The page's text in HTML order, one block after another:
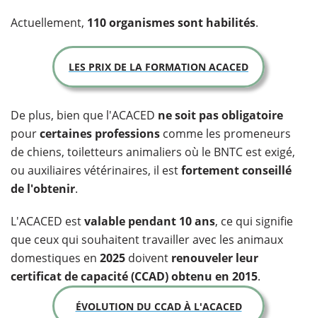
Actuellement, 110 organismes sont habilités.
LES PRIX DE LA FORMATION ACACED
De plus, bien que l'ACACED ne soit pas obligatoire
pourcertaines professions comme les promeneurs
de chiens, toiletteurs animaliers où le BNTC est exigé,
ou auxiliaires vétérinaires, il estfortement conseillé
de l'obtenir.
L'ACACED estvalable pendant 10 ans, ce qui signifie
que ceux qui souhaitent travailler avec les animaux
domestiques en 2025 doivent renouveler leur
certificat de capacité (CCAD) obtenu en 2015.
ÉVOLUTION DU CCAD À L'ACACED